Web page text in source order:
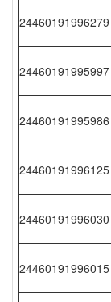
24460191996279
24460191995997
24460191995986
24460191996125
24460191996030
24460191996015